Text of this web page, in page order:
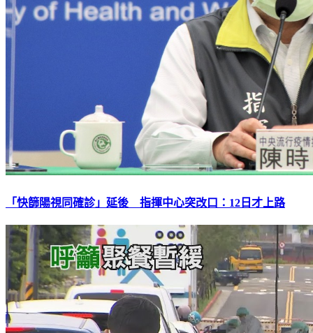
「快篩陽視同確診」延後 指揮中心突改口：12日才上路